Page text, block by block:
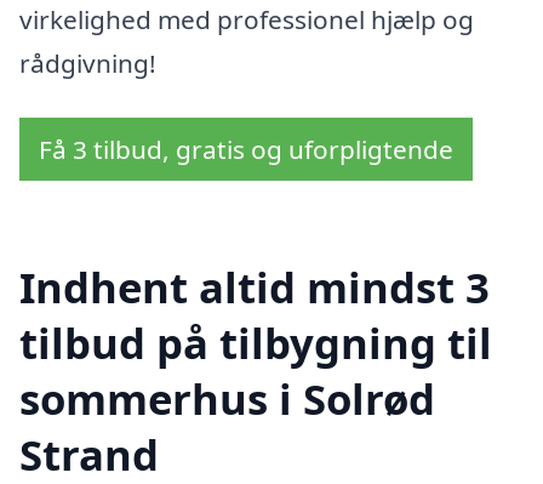
virkelighed med professionel hjælp og
rådgivning!
Få 3 tilbud, gratis og uforpligtende
Indhent altid mindst 3
tilbud på tilbygning til
sommerhus i Solrød
Strand